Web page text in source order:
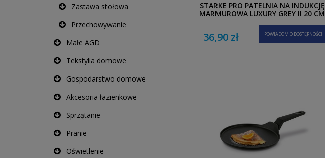
Zastawa stołowa
Przechowywanie
Małe AGD
Tekstylia domowe
Gospodarstwo domowe
Akcesoria łazienkowe
Sprzątanie
Pranie
Oświetlenie
STARKE PRO PATELNIA NA INDUKCJĘ
MARMUROWA LUXURY GREY II 20 CM
36,90 zł POWIADOM O DOSTĘPNOŚCI